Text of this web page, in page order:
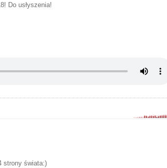
Do usłyszenia!
strony świata:)